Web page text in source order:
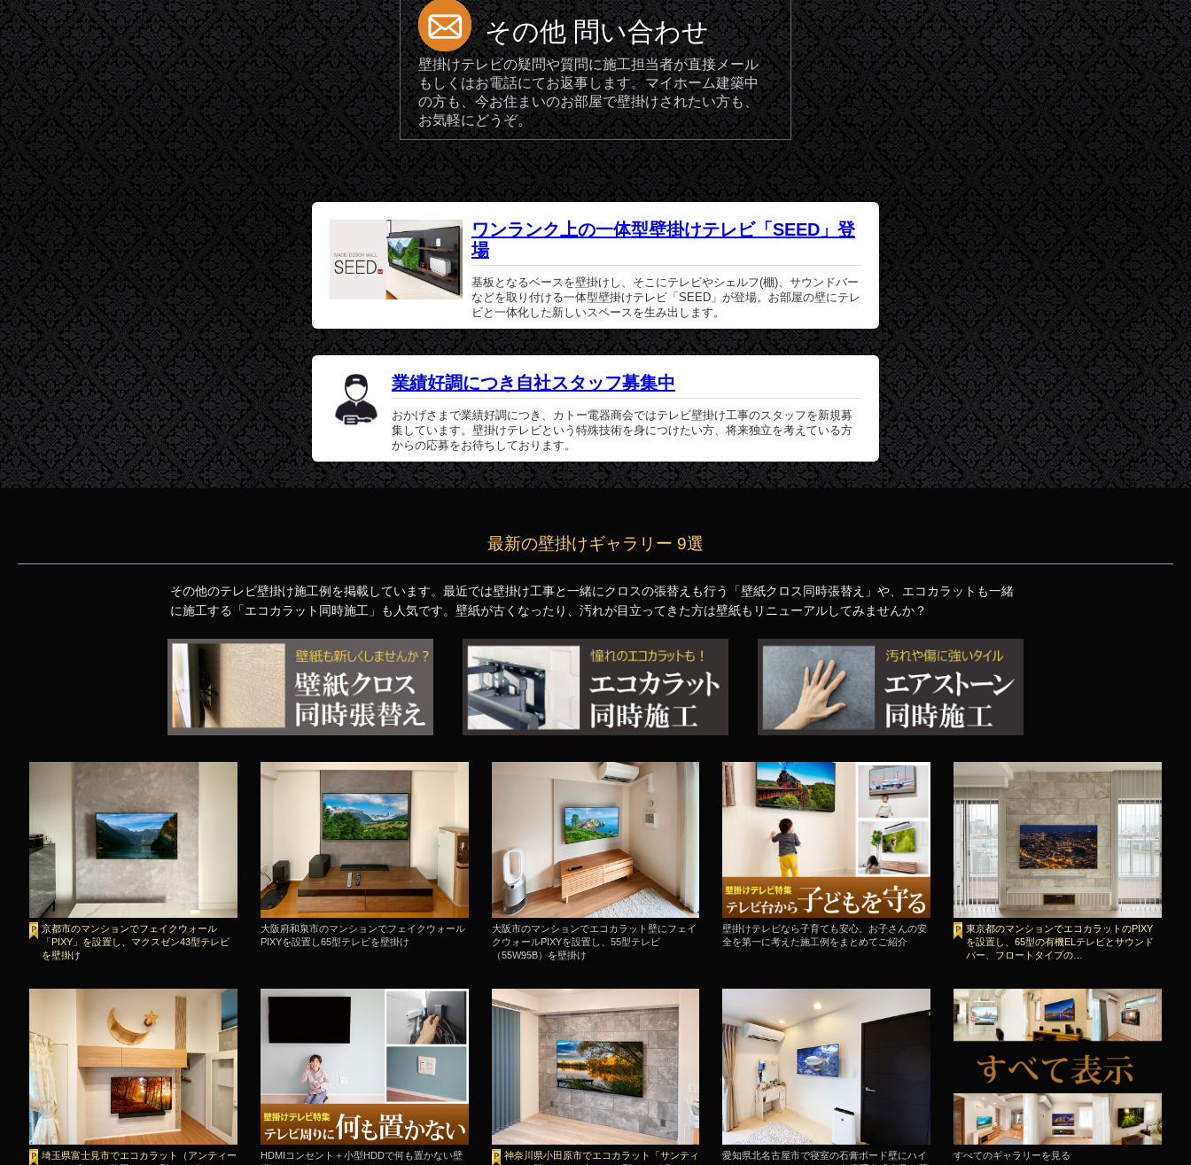
その他 問い合わせ
壁掛けテレビの疑問や質問に施工担当者が直接メール
もしくはお電話にてお返事します。マイホーム建築中
の方も、今お住まいのお部屋で壁掛けされたい方も、
お気軽にどうぞ。
ワンランク上の一体型壁掛けテレビ「SEED」登
場
基板となるベースを壁掛けし、そこにテレビやシェルフ(棚)、サウンドバー
などを取り付ける一体型壁掛けテレビ「SEED」が登場。お部屋の壁にテレ
ビと一体化した新しいスペースを生み出します。
業績好調につき自社スタッフ募集中
おかげさまで業績好調につき、カトー電器商会ではテレビ壁掛け工事のスタッフを新規募
集しています。壁掛けテレビという特殊技術を身につけたい方、将来独立を考えている方
からの応募をお待ちしております。
最新の壁掛けギャラリー 9選
その他のテレビ壁掛け施工例を掲載しています。最近では壁掛け工事と一緒にクロスの張替えも行う「壁紙クロス同時張替え」や、エコカラットも一緒
に施工する「エコカラット同時施工」も人気です。壁紙が古くなったり、汚れが目立ってきた方は壁紙もリニューアルしてみませんか？
京都市のマンションでフェイクウォール
「PIXY」を設置し、マクスゼン43型テレビ
を壁掛け
大阪府和泉市のマンションでフェイクウォール
PIXYを設置し65型テレビを壁掛け
大阪市のマンションでエコカラット壁にフェイ
クウォールPIXYを設置し、55型テレビ
（55W95B）を壁掛け
壁掛けテレビなら子育ても安心。お子さんの安
全を第一に考えた施工例をまとめてご紹介
東京都のマンションでエコカラットのPIXY
を設置し、65型の有機ELテレビとサウンド
バー、フロートタイプの…
埼玉県富士見市でエコカラット（アンティー
HDMIコンセント＋小型HDDで何も置かない壁
神奈川県小田原市でエコカラット「サンティ
愛知県北名古屋市で寝室の石膏ボード壁にハイ
すべてのギャラリーを見る